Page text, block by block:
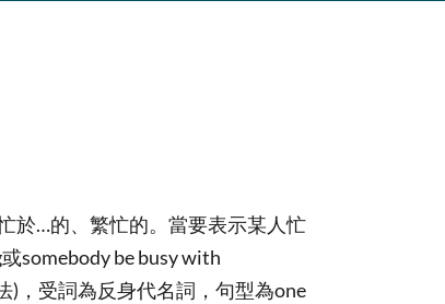
於…的、繁忙的。當要表示某人忙
somebody be busy with
)，受詞為反身代名詞，句型為one